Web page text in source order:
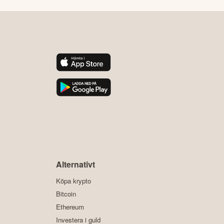
Alternativt
Köpa krypto
Bitcoin
Ethereum
Investera i guld